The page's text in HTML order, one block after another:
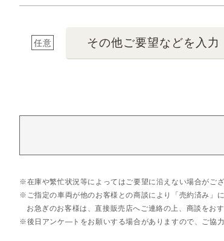
任意 その他ご要望などを入力
在庫や繁忙状況等によってはご要望に沿えない場合がご
ご指定の車両が他のお客様との商談により「売約済み」
お急ぎのお客様は、直接販売店へご連絡の上、商談をおす
後日アンケ―トをお願いする場合がありますので、ご協